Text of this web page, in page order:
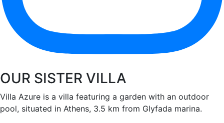
OUR SISTER VILLA
Villa Azure is a villa featuring a garden with an outdoor
pool, situated in Athens, 3.5 km from Glyfada marina.